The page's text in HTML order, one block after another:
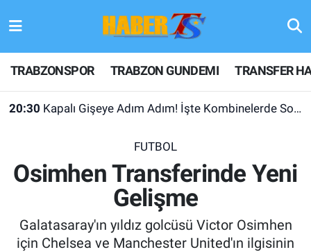
TRABZONSPOR TRABZON GUNDEMI TRANSFER
20:30 Kapalı Gişeye Adım Adım! İşte Kombinelerde Son Durum
FUTBOL
Osimhen Transferinde Yeni
Gelişme
Galatasaray'ın yıldız golcüsü Victor Osimhen
için Chelsea ve Manchester United'ın ilgisinin
TRABZONSPOR
TRABZON GUNDEMI
KULİS MEYDANI
1461 TRABZON
Hava Durumu
Trafik Durumu
Son Dakika Haberleri
Haber Arşivi